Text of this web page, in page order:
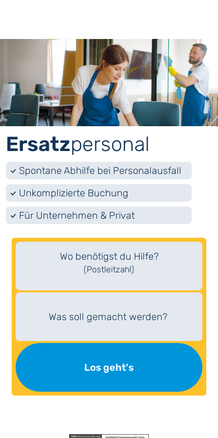
Ersatz­personal
Spontane Abhilfe bei Personalausfall
Unkomplizierte Buchung
Für Unternehmen & Privat
Wo benötigst du Hilfe?
(Postleitzahl)
Was soll gemacht werden?
Los geht's